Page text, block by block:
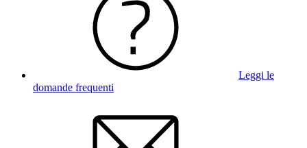
Leggi le
domande frequenti